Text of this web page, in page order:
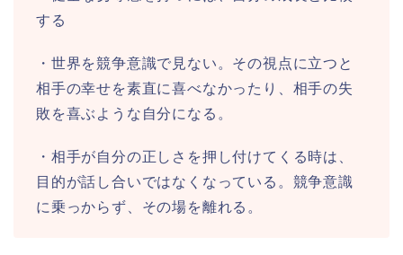
する
・世界を競争意識で見ない。その視点に立つと
相手の幸せを素直に喜べなかったり、相手の失
敗を喜ぶような自分になる。
・相手が自分の正しさを押し付けてくる時は、
目的が話し合いではなくなっている。競争意識
に乗っからず、その場を離れる。